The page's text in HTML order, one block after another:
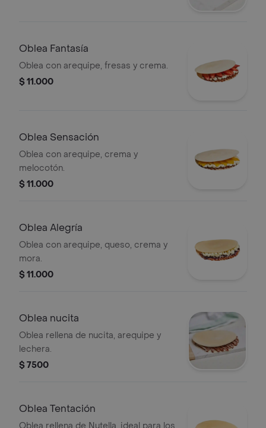
Oblea Fantasía
Oblea con arequipe, fresas y crema.
$ 11.000
Oblea Sensación
Oblea con arequipe, crema y
melocotón.
$ 11.000
Oblea Alegría
Oblea con arequipe, queso, crema y
mora.
$ 11.000
Oblea nucita
Oblea rellena de nucita, arequipe y
lechera.
$ 7500
Oblea Tentación